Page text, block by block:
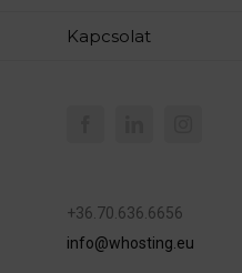
Kapcsolat
+36.70.636.6656
info@whosting.eu